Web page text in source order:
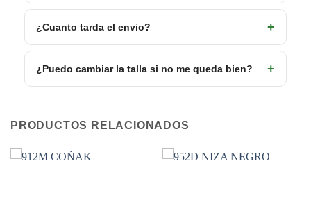
¿Cuanto tarda el envio?
¿Puedo cambiar la talla si no me queda bien?
PRODUCTOS RELACIONADOS